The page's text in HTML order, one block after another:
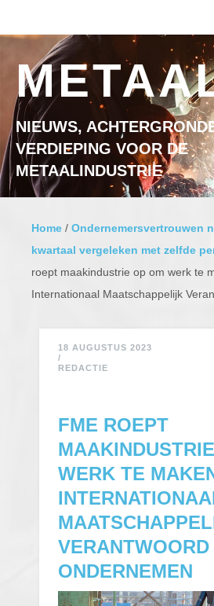
NIEUWS,
VERDIEPING VOOR DE
METAALINDUSTRIE
Home / Ondernemersvertrouwen
kwartaal vergeleken met zelfde
roept maakindustrie op om werk te
Internationaal Maatschappelijk
18 AUGUSTUS 2023
/
REDACTIE
FME ROEPT
WERK TE
VERANTWOORD
ONDERNEMEN